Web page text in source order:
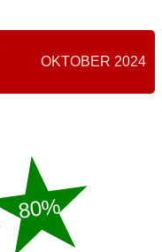
OKTOBER 2024
80%